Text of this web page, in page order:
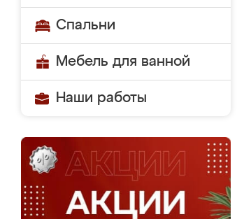
Спальни
Мебель для ванной
Наши работы